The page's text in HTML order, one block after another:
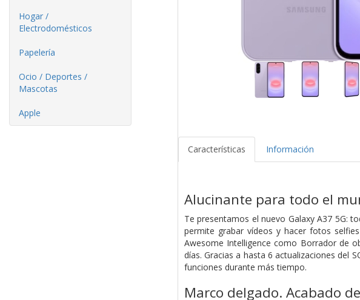
Hogar /
Electrodomésticos
Papelería
Ocio / Deportes /
Mascotas
Apple
Características Información
Alucinante para todo el
Te presentamos el nuevo Galaxy A37 5G:
permite grabar vídeos y hacer fotos
Awesome Intelligence como Borrador de
días. Gracias a hasta 6 actualizaciones del
funciones durante más tiempo.
Marco delgado. Acabado